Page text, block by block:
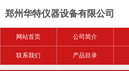
郑州华特仪器设备有限公司
网站首页 公司简介
联系我们 产品目录